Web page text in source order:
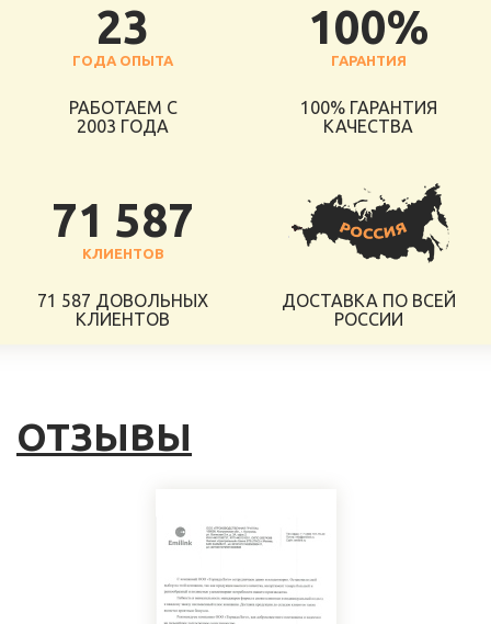
23
ГОДА ОПЫТА
РАБОТАЕМ С
2003 ГОДА
100%
ГАРАНТИЯ
100% ГАРАНТИЯ
КАЧЕСТВА
71 587
КЛИЕНТОВ
71 587 ДОВОЛЬНЫХ
КЛИЕНТОВ
ДОСТАВКА ПО ВСЕЙ
РОССИИ
ОТЗЫВЫ